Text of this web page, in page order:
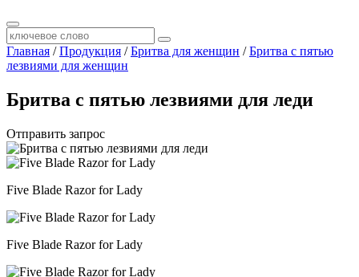
Главная /Продукция /Бритва для женщин /Бритва с пятью
лезвиями для женщин
Бритва с пятью лезвиями для леди
Отправить запрос
Five Blade Razor for Lady
Five Blade Razor for Lady